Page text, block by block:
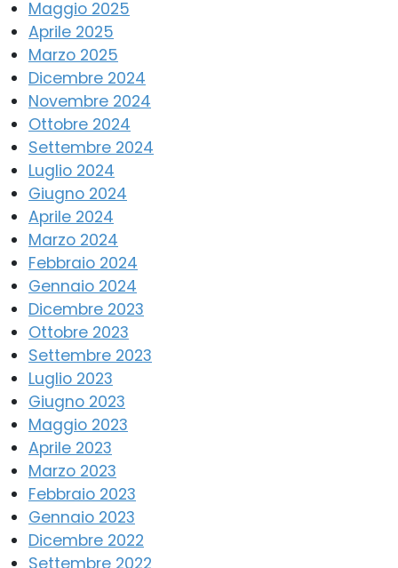
Maggio 2025
Aprile 2025
Marzo 2025
Dicembre 2024
Novembre 2024
Ottobre 2024
Settembre 2024
Luglio 2024
Giugno 2024
Aprile 2024
Marzo 2024
Febbraio 2024
Gennaio 2024
Dicembre 2023
Ottobre 2023
Settembre 2023
Luglio 2023
Giugno 2023
Maggio 2023
Aprile 2023
Marzo 2023
Febbraio 2023
Gennaio 2023
Dicembre 2022
Settembre 2022